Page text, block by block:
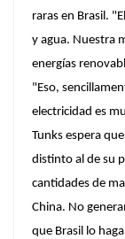
raras en Brasil.
y agua. Nuestra
energías
"Eso,
electricidad es
Tunks espera
distinto al de su
cantidades de
China. No
que Brasil lo